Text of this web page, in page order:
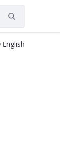
English